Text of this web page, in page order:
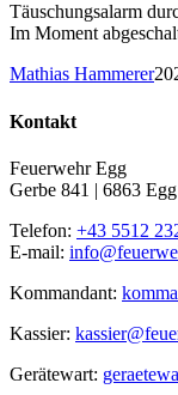
Täuschungsalarm
Im Moment
Mathias Hammerer
Kontakt
Feuerwehr Egg
Gerbe 841 | 6863
Telefon: +43 5512
E-mail:
Kommandant:
Kassier:
Gerätewart: